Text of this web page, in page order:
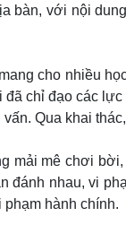
Blog
bàn, với nội
cho nhiều
đã chỉ đạo các
Qua khai
mải mê chơi
đánh nhau, vi
hành chính.